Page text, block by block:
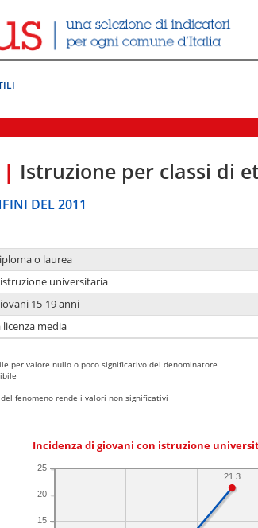
| Istruzione per classi di
DEL 2011
o laurea
universitaria
15-19 anni
media
per valore nullo o poco significativo del denominatore
fenomeno rende i valori non significativi
Incidenza di giovani con istruzione
15
20
25
21.3